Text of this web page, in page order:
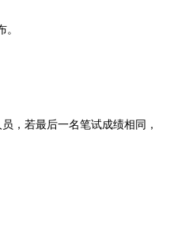
，若最后一名笔试成绩相同，